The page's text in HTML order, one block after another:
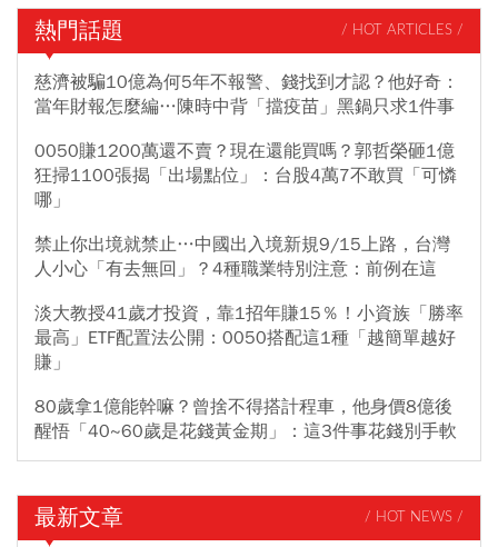
熱門話題 / HOT ARTICLES /
慈濟被騙10億為何5年不報警、錢找到才認？他好奇：
當年財報怎麼編…陳時中背「擋疫苗」黑鍋只求1件事
0050賺1200萬還不賣？現在還能買嗎？郭哲榮砸1億
狂掃1100張揭「出場點位」：台股4萬7不敢買「可憐
哪」
禁止你出境就禁止…中國出入境新規9/15上路，台灣
人小心「有去無回」？4種職業特別注意：前例在這
淡大教授41歲才投資，靠1招年賺15％！小資族「勝率
最高」ETF配置法公開：0050搭配這1種「越簡單越好
賺」
80歲拿1億能幹嘛？曾捨不得搭計程車，他身價8億後
醒悟「40~60歲是花錢黃金期」：這3件事花錢別手軟
最新文章 / HOT NEWS /